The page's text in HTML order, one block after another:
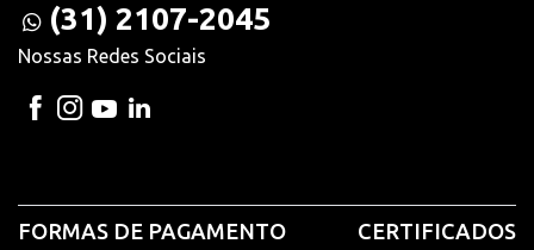
(31) 2107-2045
Nossas Redes Sociais
FORMAS DE PAGAMENTO CERTIFICADOS